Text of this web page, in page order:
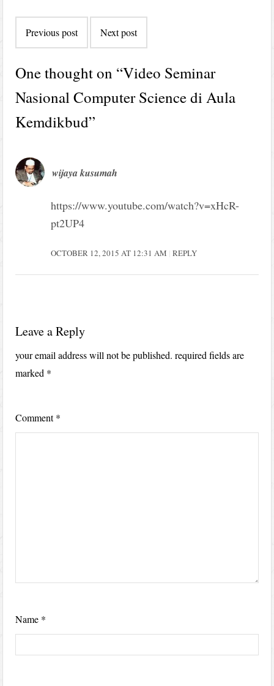
navigation
Previous post Next post
One thought on “Video Seminar
Nasional Computer Science di Aula
Kemdikbud”
wijaya kusumah
https://www.youtube.com/watch?v=xHcR-
pt2UP4
OCTOBER 12, 2015 AT 12:31 AM REPLY
Leave a Reply
your email address will not be published. required fields are
marked *
Comment*
Name *